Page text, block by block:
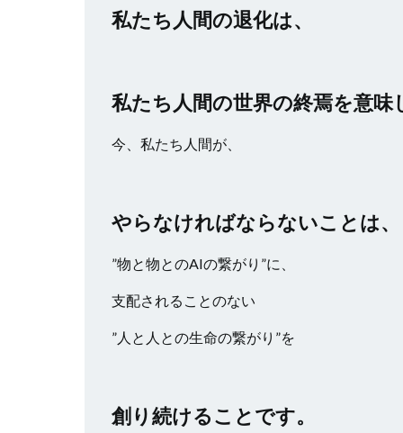
私たち人間の退化は、
私たち人間の世界の終焉を意味
今、私たち人間が、
やらなければならないことは、
”物と物とのAIの繋がり”に、
支配されることのない
”人と人との生命の繋がり”を
創り続けることです。